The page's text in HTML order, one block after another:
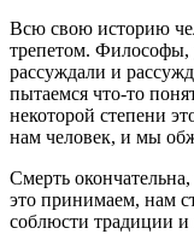
Всю свою историю
трепетом. Философы,
рассуждали и
пытаемся что-то
некоторой степени
нам человек, и мы
Смерть
это принимаем, нам
соблюсти традиции